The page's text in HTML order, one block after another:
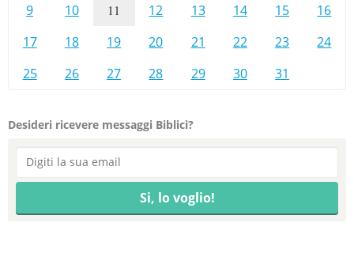
9
10 11 12 13 14 15
16
17
18 19 20 21 22 23
24
25
26 27 28 29 30 31
Desideri ricevere messaggi Biblici?